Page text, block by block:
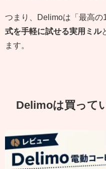
つまり、Delimoは「最高の
式を手軽に試せる実用ミル
ます。
Delimoは買って